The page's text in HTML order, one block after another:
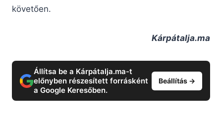
követően.
Kárpátalja.ma
Állítsa be a Kárpátalja.ma-t
előnyben részesített forrásként
a Google Keresőben.
Beállítás →